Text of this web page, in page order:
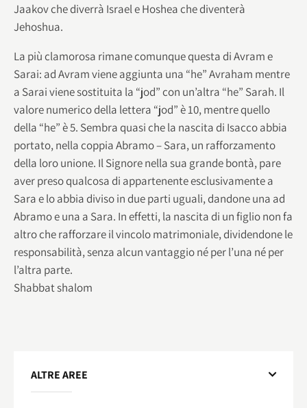
Jaakov che diverrà Israel e Hoshea che diventerà
Jehoshua.
La più clamorosa rimane comunque questa di Avram e
Sarai: ad Avram viene aggiunta una “he” Avraham mentre
a Sarai viene sostituita la “jod” con un’altra “he” Sarah. Il
valore numerico della lettera “jod” è 10, mentre quello
della “he” è 5. Sembra quasi che la nascita di Isacco abbia
portato, nella coppia Abramo – Sara, un rafforzamento
della loro unione. Il Signore nella sua grande bontà, pare
aver preso qualcosa di appartenente esclusivamente a
Sara e lo abbia diviso in due parti uguali, dandone una ad
Abramo e una a Sara. In effetti, la nascita di un figlio non fa
altro che rafforzare il vincolo matrimoniale, dividendone le
responsabilità, senza alcun vantaggio né per l’una né per
l’altra parte.
Shabbat shalom
ALTRE AREE